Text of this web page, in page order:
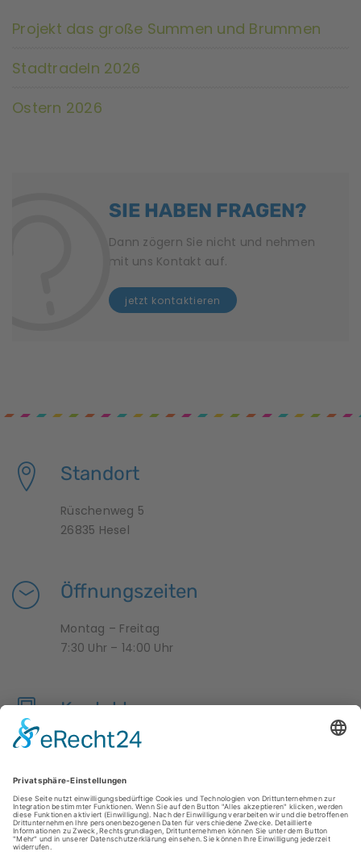
Projekt das große Summen und Brummen
Stadtradeln 2026
Ostern 2026
SIE HABEN FRAGEN?
Dann zögern Sie nicht und nehmen
mit uns Kontakt auf.
jetzt kontaktieren
Standort
Rüschenweg 5
26835 Hesel
Öffnungszeiten
Montag – Freitag
7:30 Uhr – 14:00 Uhr
Kontakt
04950 9958376